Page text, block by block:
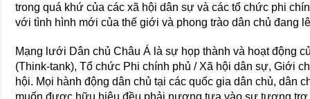
trong quá khứ của các xã hội dân sự và các tổ chức phi
với tình hình mới của thế giới và phong trào dân chủ đang
Mạng lưới Dân chủ Châu Á là sự họp thành và hoạt động
(Think-tank), Tổ chức Phi chính phủ / Xã hội dân sự, Giới
hội. Mọi hành động dân chủ tại các quốc gia dân chủ, dân
muốn được hữu hiệu đều phải nương tựa vào sự tương trợ